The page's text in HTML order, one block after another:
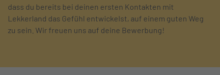
dass du bereits bei deinen ersten Kontakten mit
Lekkerland das Gefühl entwickelst, auf einem guten Weg
zu sein. Wir freuen uns auf deine Bewerbung!